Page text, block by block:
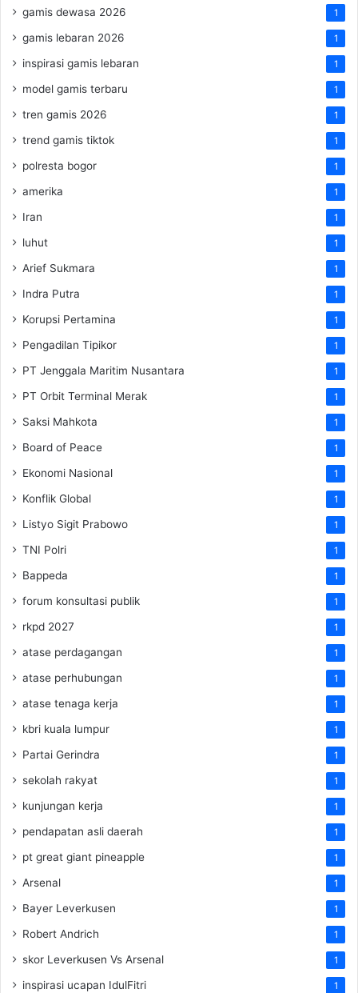
gamis dewasa 2026 1
gamis lebaran 2026 1
inspirasi gamis lebaran 1
model gamis terbaru 1
tren gamis 2026 1
trend gamis tiktok 1
polresta bogor 1
amerika 1
Iran 1
luhut 1
Arief Sukmara 1
Indra Putra 1
Korupsi Pertamina 1
Pengadilan Tipikor 1
PT Jenggala Maritim Nusantara 1
PT Orbit Terminal Merak 1
Saksi Mahkota 1
Board of Peace 1
Ekonomi Nasional 1
Konflik Global 1
Listyo Sigit Prabowo 1
TNI Polri 1
Bappeda 1
forum konsultasi publik 1
rkpd 2027 1
atase perdagangan 1
atase perhubungan 1
atase tenaga kerja 1
kbri kuala lumpur 1
Partai Gerindra 1
sekolah rakyat 1
kunjungan kerja 1
pendapatan asli daerah 1
pt great giant pineapple 1
Arsenal 1
Bayer Leverkusen 1
Robert Andrich 1
skor Leverkusen Vs Arsenal 1
inspirasi ucapan IdulFitri 1